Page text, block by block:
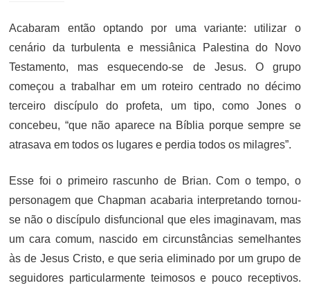
Acabaram então optando por uma variante: utilizar o
cenário da turbulenta e messiânica Palestina do Novo
Testamento, mas esquecendo-se de Jesus. O grupo
começou a trabalhar em um roteiro centrado no décimo
terceiro discípulo do profeta, um tipo, como Jones o
concebeu, “que não aparece na Bíblia porque sempre se
atrasava em todos os lugares e perdia todos os milagres”.
Esse foi o primeiro rascunho de Brian. Com o tempo, o
personagem que Chapman acabaria interpretando tornou-
se não o discípulo disfuncional que eles imaginavam, mas
um cara comum, nascido em circunstâncias semelhantes
às de Jesus Cristo, e que seria eliminado por um grupo de
seguidores particularmente teimosos e pouco receptivos.